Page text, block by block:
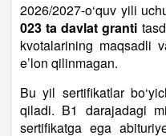
2026/2027-o‘quv yili
023 ta davlat granti
kvotalarining maqsadli
e’lon qilinmagan.
Bu yil sertifikatlar
qiladi. B1 darajadagi
sertifikatga ega